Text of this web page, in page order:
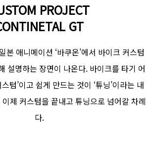
PROJECT
GT
본 애니메이션 ‘바쿠온’에서 바이크 커스텀
설명하는 장면이 나온다. 바이크를 타기 어
텀’이고 쉽게 만드는 것이 ‘튜닝’이라는 내
제 커스텀을 끝내고 튜닝으로 넘어갈 차례
다.